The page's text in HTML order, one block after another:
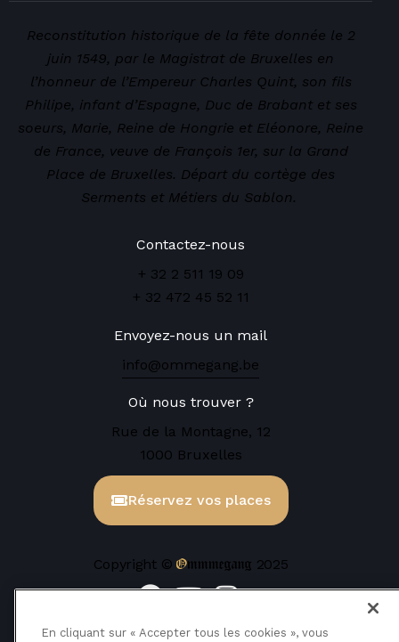
Reconstitution historique de la fête donnée le 2
juin 1549, par le Magistrat de Bruxelles en
l’honneur de l’Empereur Charles Quint, son fils
Philipe, infant d’Espagne, Duc de Brabant et ses
soeurs, Marie, Reine de Hongrie et Eléonore, Reine
de France, veuve de François 1er, sur la Grand
Place de Bruxelles. Départ du cortège des
Serments et Métiers du Sablon.
Contactez-nous
+ 32 2 511 19 09
+ 32 472 45 52 11
Envoyez-nous un mail
info@ommegang.be
Où nous trouver ?
Rue de la Montagne, 12
1000 Bruxelles
Réservez vos places
Copyright © Ommmegang 2025
En cliquant sur « Accepter tous les cookies », vous